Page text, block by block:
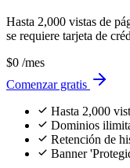
Hasta 2,000 vistas de
se requiere tarjeta de
$0 /mes
Comenzar gratis
Hasta 2,000
Dominios
Retención de
Banner